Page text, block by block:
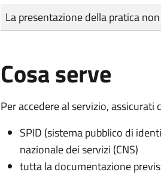
Tipo di pagamento
Importo
La presentazione della pratica
Cosa serve
Per accedere al servizio, assicurati
SPID (sistema pubblico di
nazionale dei servizi (CNS)
tutta la documentazione